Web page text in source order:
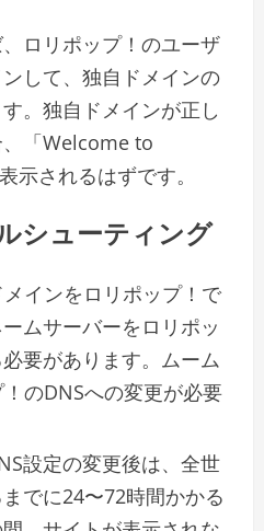
ロリポップ！のユーザ
して、独自ドメインの
。独自ドメインが正し
、「Welcome to
示されるはずです。
シューティング
インをロリポップ！で
ムサーバーをロリポッ
要があります。ムーム
のDNSへの変更が必要
設定の変更後は、全世
でに24〜72時間かかる